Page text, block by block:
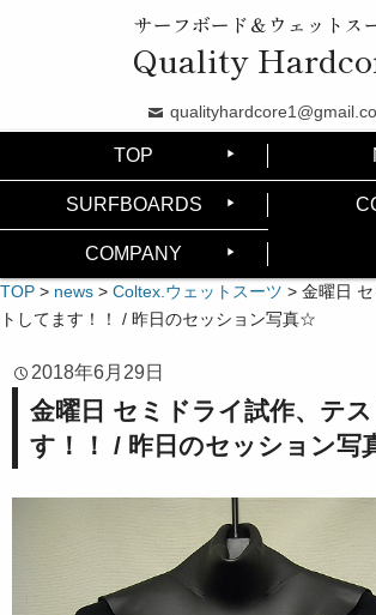
サーフボード＆ウェットス
Quality
TOP
SURFBOARDS
COMPANY
TOP > news > Coltex.ウェットスーツ > 金曜日
トしてます！！ / 昨日のセッション写真☆
2018年6月29日
金曜日 セミドライ試作、テ
す！！ / 昨日のセッション